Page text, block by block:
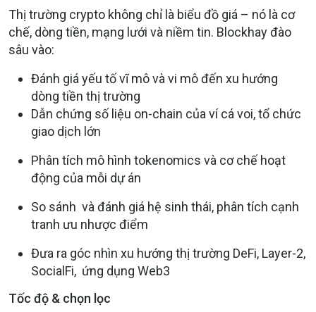
Thị trường crypto không chỉ là biểu đồ giá – nó là cơ
chế, dòng tiền, mạng lưới và niềm tin. Blockhay đào
sâu vào:
Đánh giá yếu tố vĩ mô và vi mô đến xu hướng
dòng tiền thị trường
Dẫn chứng số liệu on-chain của ví cá voi, tổ chức
giao dịch lớn
Phân tích mô hình tokenomics và cơ chế hoạt
động của mỗi dự án
So sánh và đánh giá hệ sinh thái, phân tích cạnh
tranh ưu nhược điểm
Đưa ra góc nhìn xu hướng thị trường DeFi, Layer-2,
SocialFi, ứng dụng Web3
Tốc độ & chọn lọc